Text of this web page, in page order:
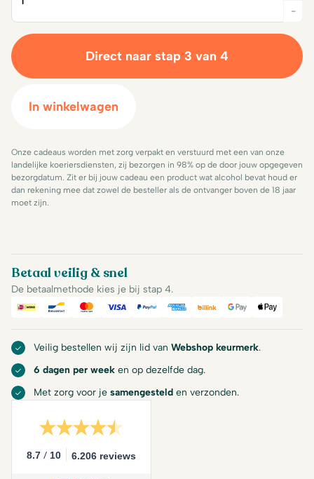
-
Direct naar stap 3 van 4
In winkelwagen
Onze cadeaus worden met zorg verpakt en verstuurd met een van onze
landelijke koeriersdiensten, zij bezorgen in 98% op de door jouw opgegeven
bezorgdatum. Zit er bij jouw cadeau een product wat alcohol bevat houd er
dan rekening mee dat zowel de besteller als de ontvanger boven de 18 jaar
moet zijn.
Betaal veilig & snel
De betaalmethode kies je bij stap 4.
iDeal Bancontact
Mastercard
Visa PayPalAmerican Express
BillinkGoogle Pay
Apple
Veilig bestellen wij zijn lid van Webshop keurmerk.
6 dagen per week en op dezelfde dag.
Met zorg voor je samengesteld en verzonden.
8.7 / 10 6.206 reviews